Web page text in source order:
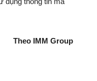
Theo IMM Group